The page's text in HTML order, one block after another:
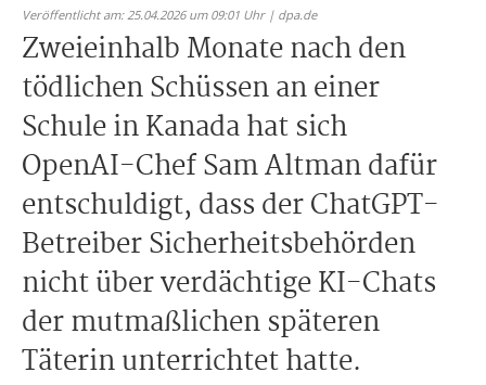
Veröffentlicht am: 25.04.2026 um 09:01 Uhr | dpa.de
Zweieinhalb Monate nach den
tödlichen Schüssen an einer
Schule in Kanada hat sich
OpenAI-Chef Sam Altman dafür
entschuldigt, dass der ChatGPT-
Betreiber Sicherheitsbehörden
nicht über verdächtige KI-Chats
der mutmaßlichen späteren
Täterin unterrichtet hatte.